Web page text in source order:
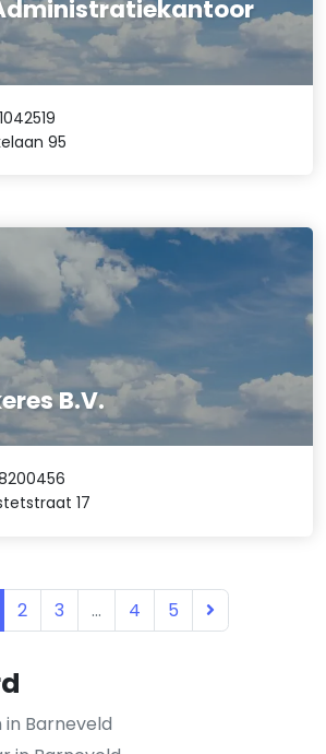
in Barneveld
95
B.V.
17
2 3 ... 4 5